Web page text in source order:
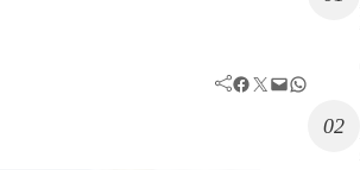
Facebook Twitter Mail WhatsApp
02